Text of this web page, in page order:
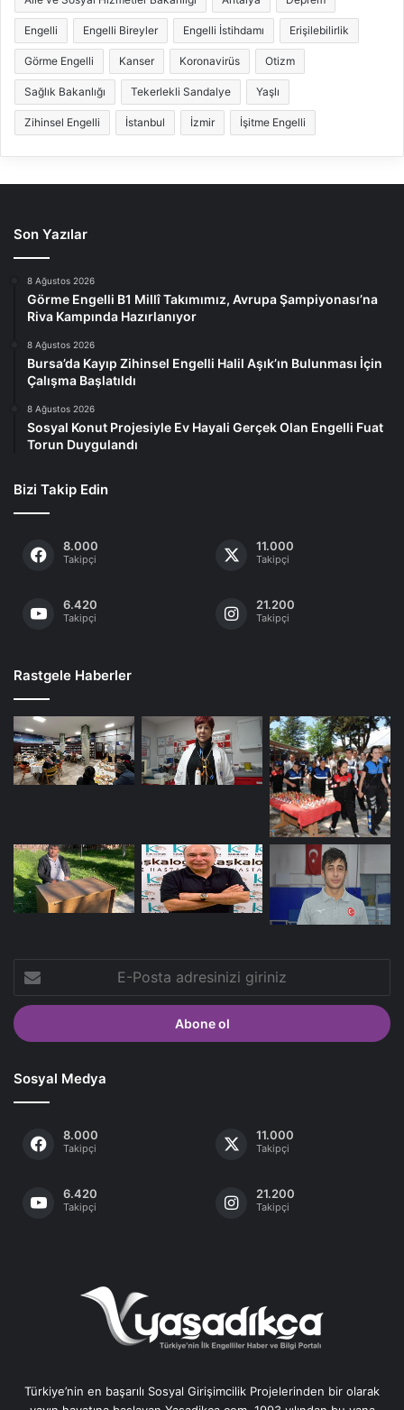
Engelli Engelli Bireyler Engelli İstihdamı Erişilebilirlik
Görme Engelli Kanser Koronavirüs Otizm
Sağlık Bakanlığı Tekerlekli Sandalye Yaşlı
Zihinsel Engelli İstanbul İzmir İşitme Engelli
Son Yazılar
8 Ağustos 2026
Görme Engelli B1 Millî Takımımız, Avrupa Şampiyonası’na
Riva Kampında Hazırlanıyor
8 Ağustos 2026
Bursa’da Kayıp Zihinsel Engelli Halil Aşık’ın Bulunması İçin
Çalışma Başlatıldı
8 Ağustos 2026
Sosyal Konut Projesiyle Ev Hayali Gerçek Olan Engelli Fuat
Torun Duygulandı
Bizi Takip Edin
8.000
Takipçi
11.000
Takipçi
6.420
Takipçi
21.200
Takipçi
Rastgele Haberler
E-
Posta
adresinizi
giriniz
Sosyal Medya
8.000
Takipçi
11.000
Takipçi
6.420
Takipçi
21.200
Takipçi
Türkiye’nin en başarılı Sosyal Girişimcilik Projelerinden bir olarak